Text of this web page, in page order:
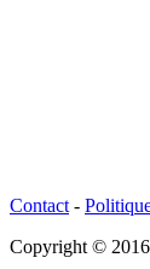
Contact -
Copyright © 2016